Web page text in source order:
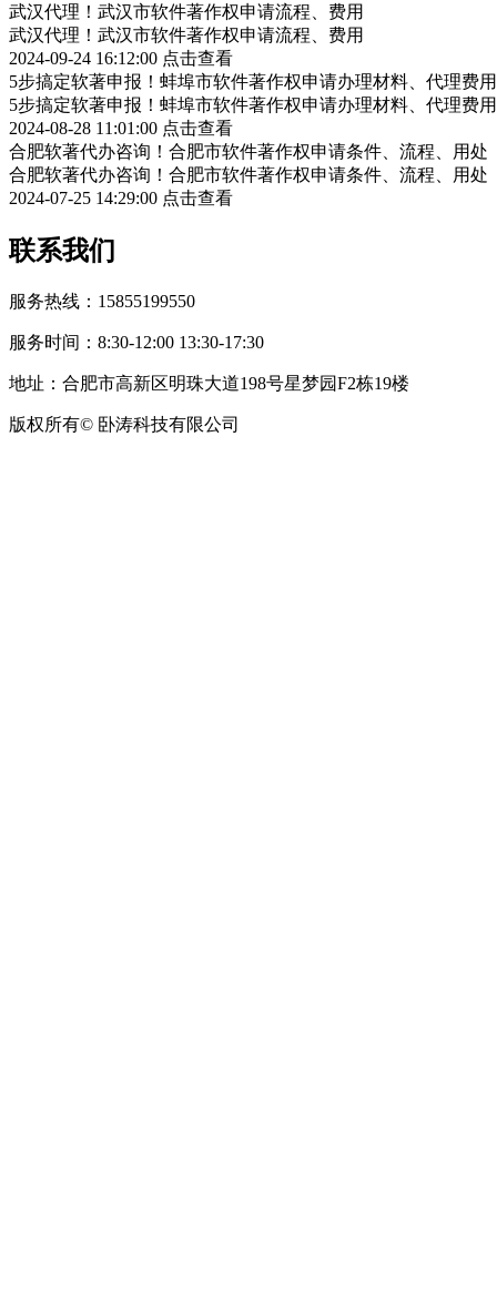
武汉代理！武汉市软件著作权申请流程、费用
武汉代理！武汉市软件著作权申请流程、费用
2024-09-24 16:12:00 点击查看
5步搞定软著申报！蚌埠市软件著作权申请办理材料、代理费用
5步搞定软著申报！蚌埠市软件著作权申请办理材料、代理费用
2024-08-28 11:01:00 点击查看
合肥软著代办咨询！合肥市软件著作权申请条件、流程、用处
合肥软著代办咨询！合肥市软件著作权申请条件、流程、用处
2024-07-25 14:29:00 点击查看
联系我们
服务热线：15855199550
服务时间：8:30-12:00 13:30-17:30
地址：合肥市高新区明珠大道198号星梦园F2栋19楼
版权所有© 卧涛科技有限公司